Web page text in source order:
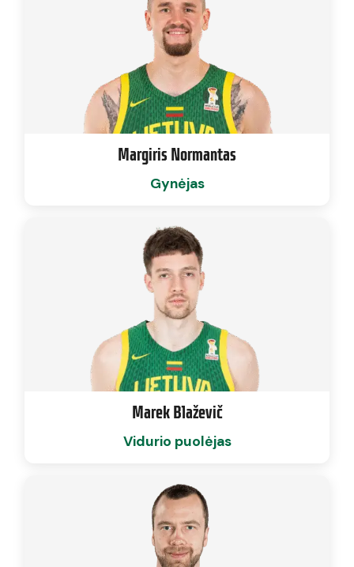
Margiris Normantas
Gynėjas
Marek Blaževič
Vidurio puolėjas